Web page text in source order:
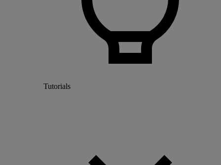
Tutorials